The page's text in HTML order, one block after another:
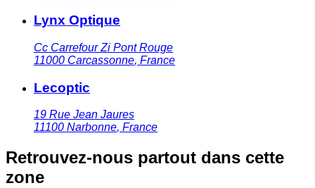
Lynx Optique
Cc Carrefour Zi Pont Rouge
11000 Carcassonne, France
Lecoptic
19 Rue Jean Jaures
11100 Narbonne, France
Retrouvez-nous partout dans cette
zone